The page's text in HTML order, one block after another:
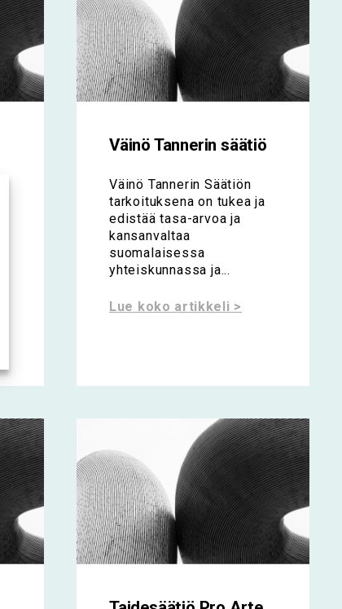
Väinö Tannerin säätiö
Väinö Tannerin Säätiön
tarkoituksena on tukea ja
edistää tasa-arvoa ja
kansanvaltaa
suomalaisessa
yhteiskunnassa ja...
Lue koko artikkeli >